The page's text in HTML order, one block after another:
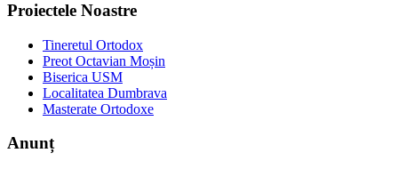
Proiectele Noastre
Tineretul Ortodox
Preot Octavian Moșin
Biserica USM
Localitatea Dumbrava
Masterate Ortodoxe
Anunț